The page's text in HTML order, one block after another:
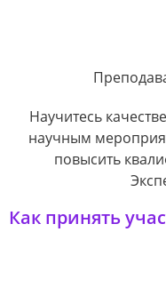
Научитесь
научным
повысить
Как принять